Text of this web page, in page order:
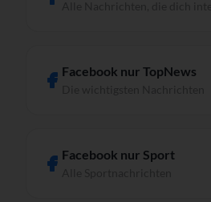
Facebook nur TopNews
Facebook nur Sport